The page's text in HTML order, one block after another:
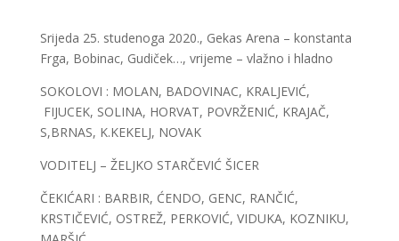
Srijeda 25. studenoga 2020., Gekas Arena – konstanta
Frga, Bobinac, Gudiček…, vrijeme – vlažno i hladno
SOKOLOVI : MOLAN, BADOVINAC, KRALJEVIĆ,
FIJUCEK, SOLINA, HORVAT, POVRŽENIĆ, KRAJAČ,
S,BRNAS, K.KEKELJ, NOVAK
VODITELJ – ŽELJKO STARČEVIĆ ŠICER
ČEKIĆARI : BARBIR, ĆENDO, GENC, RANČIĆ,
KRSTIČEVIĆ, OSTREŽ, PERKOVIĆ, VIDUKA, KOZNIKU,